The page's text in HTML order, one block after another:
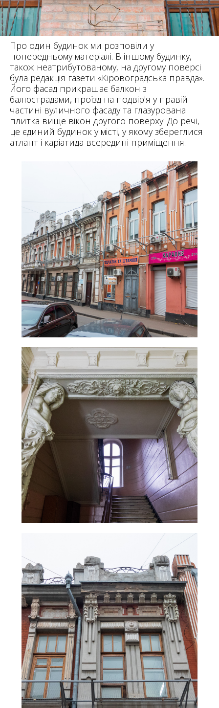
Про один будинок ми розповіли у
попередньому матеріалі. В іншому будинку,
також неатрибутованому, на другому поверсі
була редакція газети «Кіровоградська правда».
Його фасад прикрашає балкон з
балюстрадами, проїзд на подвір'я у правій
частині вуличного фасаду та глазурована
плитка вище вікон другого поверху. До речі,
це єдиний будинок у місті, у якому збереглися
атлант і каріатида всередині приміщення.